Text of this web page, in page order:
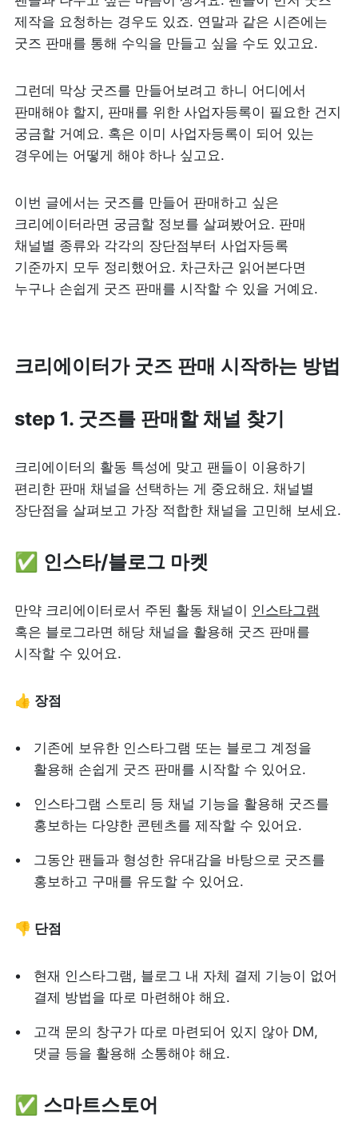
제작을 요청하는 경우도 있죠. 연말과 같은 시즌에는
굿즈 판매를 통해 수익을 만들고 싶을 수도 있고요.
그런데 막상 굿즈를 만들어보려고 하니 어디에서
판매해야 할지, 판매를 위한 사업자등록이 필요한 건지
궁금할 거예요. 혹은 이미 사업자등록이 되어 있는
경우에는 어떻게 해야 하나 싶고요.
이번 글에서는 굿즈를 만들어 판매하고 싶은
크리에이터라면 궁금할 정보를 살펴봤어요. 판매
채널별 종류와 각각의 장단점부터 사업자등록
기준까지 모두 정리했어요. 차근차근 읽어본다면
누구나 손쉽게 굿즈 판매를 시작할 수 있을 거예요.
크리에이터가 굿즈 판매 시작하는 방법
step 1. 굿즈를 판매할 채널 찾기
크리에이터의 활동 특성에 맞고 팬들이 이용하기
편리한 판매 채널을 선택하는 게 중요해요. 채널별
장단점을 살펴보고 가장 적합한 채널을 고민해 보세요.
✅ 인스타/블로그 마켓
만약 크리에이터로서 주된 활동 채널이 인스타그램
혹은 블로그라면 해당 채널을 활용해 굿즈 판매를
시작할 수 있어요.
👍 장점
기존에 보유한 인스타그램 또는 블로그 계정을
활용해 손쉽게 굿즈 판매를 시작할 수 있어요.
인스타그램 스토리 등 채널 기능을 활용해 굿즈를
홍보하는 다양한 콘텐츠를 제작할 수 있어요.
그동안 팬들과 형성한 유대감을 바탕으로 굿즈를
홍보하고 구매를 유도할 수 있어요.
👎 단점
현재 인스타그램, 블로그 내 자체 결제 기능이 없어
결제 방법을 따로 마련해야 해요.
고객 문의 창구가 따로 마련되어 있지 않아 DM,
댓글 등을 활용해 소통해야 해요.
✅ 스마트스토어